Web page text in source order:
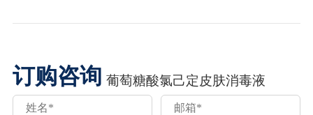
订购咨询 葡萄糖酸氯己定皮肤消毒液